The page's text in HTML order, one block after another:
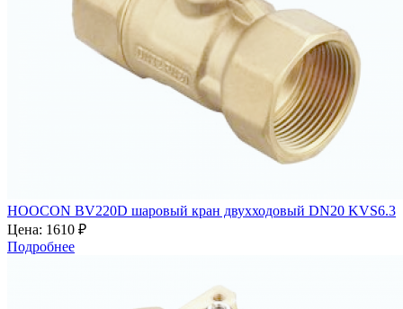
HOOCON BV220D шаровый кран двухходовый DN20 KVS6.3
Цена: 1610 ₽
Подробнее